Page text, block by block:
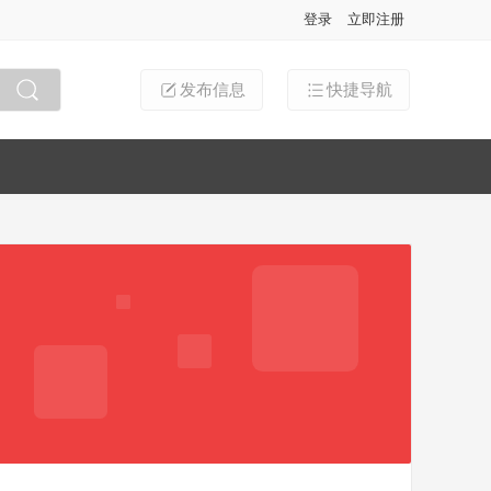
登录 立即注册
快捷导航
发布信息